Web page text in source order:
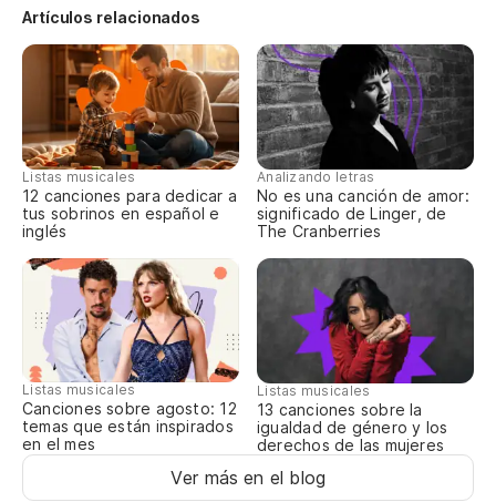
Artículos relacionados
Listas musicales
12 canciones para dedicar a
tus sobrinos en español e
inglés
Analizando letras
No es una canción de amor:
significado de Linger, de
The Cranberries
Listas musicales
Canciones sobre agosto: 12
temas que están inspirados
en el mes
Listas musicales
13 canciones sobre la
igualdad de género y los
derechos de las mujeres
Ver más en el blog